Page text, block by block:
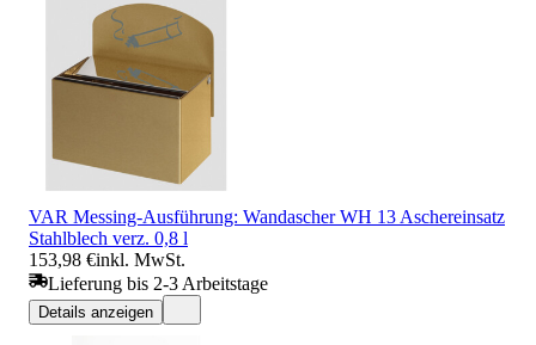
VAR Messing-Ausführung: Wandascher WH 13 Aschereinsatz
Stahlblech verz. 0,8 l
153,98 €inkl. MwSt.
Lieferung bis 2-3 Arbeitstage
Details anzeigen